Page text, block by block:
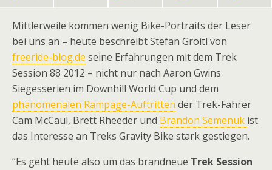
Mittlerweile kommen wenig Bike-Portraits der Leser
bei uns an – heute beschreibt Stefan Groitl von
freeride-blog.de seine Erfahrungen mit dem Trek
Session 88 2012 – nicht nur nach Aaron Gwins
Siegesserien im Downhill World Cup und dem
phänomenalen Rampage-Auftritten der Trek-Fahrer
Cam McCaul, Brett Rheeder und Brandon Semenuk ist
das Interesse an Treks Gravity Bike stark gestiegen.
“Es geht heute also um das brandneue Trek Session